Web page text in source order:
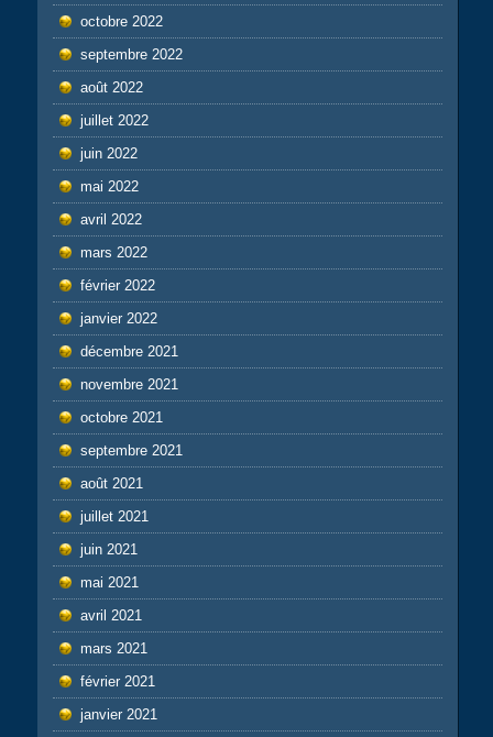
octobre 2022
septembre 2022
août 2022
juillet 2022
juin 2022
mai 2022
avril 2022
mars 2022
février 2022
janvier 2022
décembre 2021
novembre 2021
octobre 2021
septembre 2021
août 2021
juillet 2021
juin 2021
mai 2021
avril 2021
mars 2021
février 2021
janvier 2021